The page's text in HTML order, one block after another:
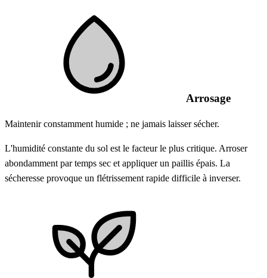
Arrosage
Maintenir constamment humide ; ne jamais laisser sécher.
L'humidité constante du sol est le facteur le plus critique. Arroser
abondamment par temps sec et appliquer un paillis épais. La
sécheresse provoque un flétrissement rapide difficile à inverser.